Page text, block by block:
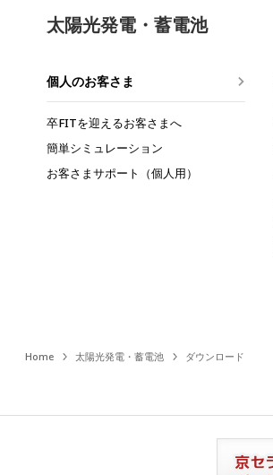
太陽光発電・蓄電池
個人のお客さま
卒FITを迎えるお客さまへ
簡単シミュレーション
お客さまサポート（個人用）
Home 太陽光発電・蓄電池 ダウンロード